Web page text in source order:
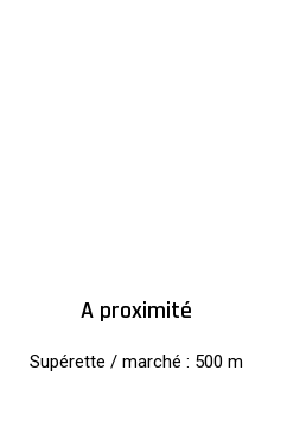
A proximité
Supérette / marché : 500 m